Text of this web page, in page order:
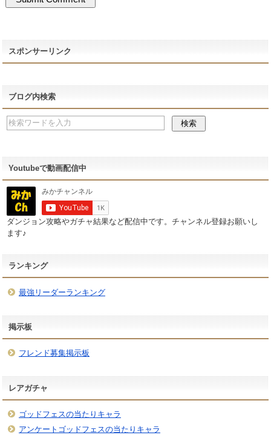
スポンサーリンク
ブログ内検索
Youtubeで動画配信中
ダンジョン攻略やガチャ結果など配信中です。チャンネル登録お願いし
ます♪
ランキング
最強リーダーランキング
掲示板
フレンド募集掲示板
レアガチャ
ゴッドフェスの当たりキャラ
アンケートゴッドフェスの当たりキャラ